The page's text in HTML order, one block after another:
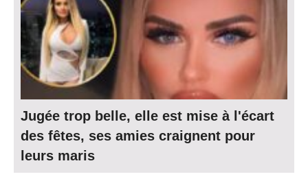
Jugée trop belle, elle est mise à l'écart
des fêtes, ses amies craignent pour
leurs maris